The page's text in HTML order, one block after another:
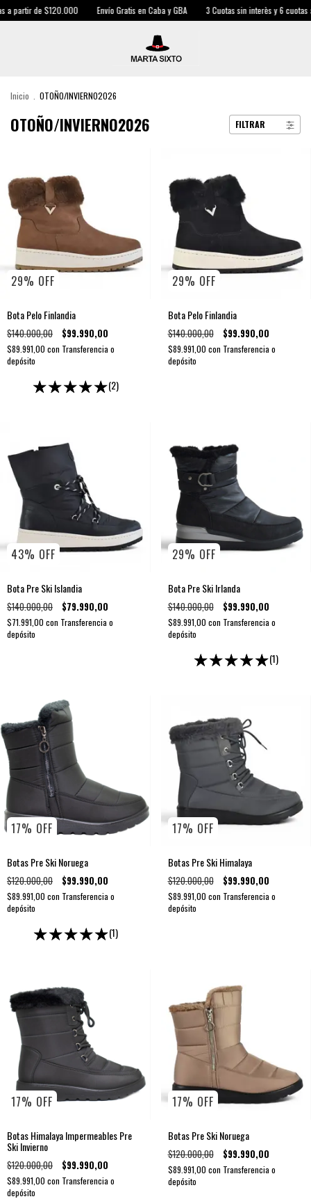
$120.000 Envío Gratis en Caba y GBA 3 Cuotas sin interès y 6 cuotas a partir
Inicio OTOÑO/INVIERNO2026
OTOÑO/INVIERNO2026 FILTRAR
29% OFF
Bota Pelo Finlandia
$140.000,00 $99.990,00
$89.991,00 con Transferencia o
depósito
(2)
29% OFF
Bota Pelo Finlandia
$140.000,00 $99.990,00
$89.991,00 con Transferencia o
depósito
43% OFF
Bota Pre Ski Islandia
$140.000,00 $79.990,00
$71.991,00 con Transferencia o
depósito
29% OFF
Bota Pre Ski Irlanda
$140.000,00 $99.990,00
$89.991,00 con Transferencia o
depósito
(1)
17% OFF
Botas Pre Ski Noruega
$120.000,00 $99.990,00
$89.991,00 con Transferencia o
depósito
(1)
17% OFF
Botas Pre Ski Himalaya
$120.000,00 $99.990,00
$89.991,00 con Transferencia o
depósito
17% OFF
Botas Himalaya Impermeables Pre
Ski Invierno
$120.000,00 $99.990,00
$89.991,00 con Transferencia o
depósito
17% OFF
Botas Pre Ski Noruega
$120.000,00 $99.990,00
$89.991,00 con Transferencia o
depósito